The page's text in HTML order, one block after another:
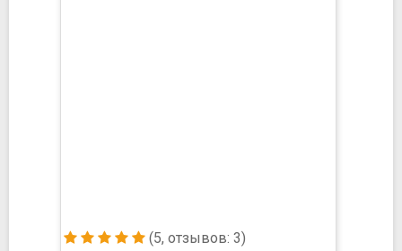
(5, отзывов: 3)